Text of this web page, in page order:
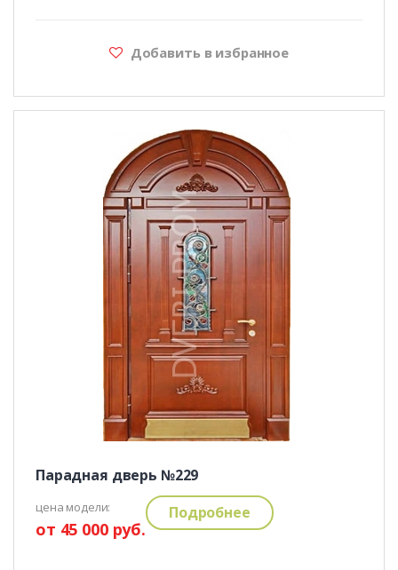
Добавить в избранное
Парадная дверь №229
цена модели:
от 45 000 руб.
Подробнее